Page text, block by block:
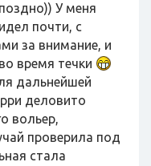
У меня
почти, с
за внимание, и
время течки
дальнейшей
деловито
вольер,
проверила под
стала